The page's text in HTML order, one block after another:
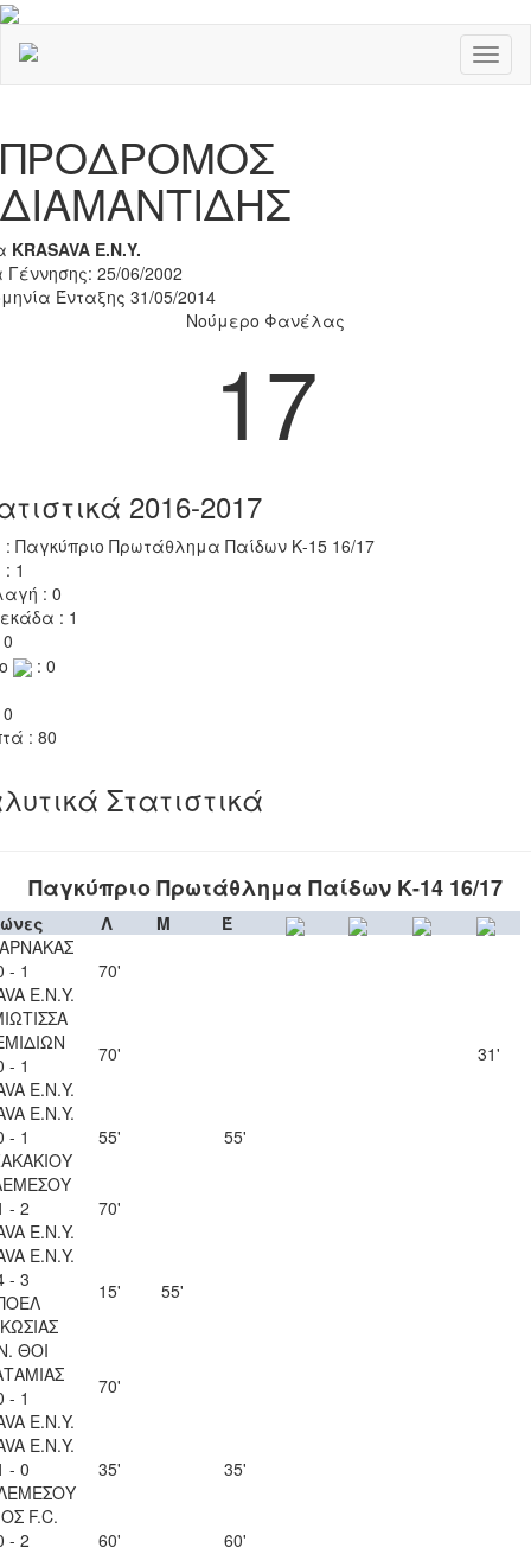
ΠΡΟΔΡΟΜΟΣ
ΔΙΑΜΑΝΤΙΔΗΣ
KRASAVA Ε.Ν.Y.
Γέννησης: 25/06/2002
Ένταξης 31/05/2014
Νούμερο Φανέλας
17
2016-2017
: Παγκύπριο Πρωτάθλημα Παίδων Κ-15 16/17
1
: 0
: 1
: 0
: 80
Στατιστικά
Παγκύπριο Πρωτάθλημα Παίδων Κ-14 16/17
Λ Μ
Έ
- 1
Ε.Ν.Y.
70'
- 1
Ε.Ν.Y.
70' 31'
Ε.Ν.Y.
- 1
55'
55'
- 2
Ε.Ν.Y.
70'
Ε.Ν.Y.
- 3
15' 55'
ΘΟΙ
- 1
Ε.Ν.Y.
70'
Ε.Ν.Y.
- 0
35'
35'
F.C.
- 2
60'
60'